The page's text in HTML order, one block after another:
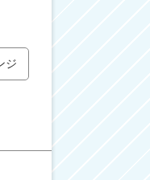
ジ